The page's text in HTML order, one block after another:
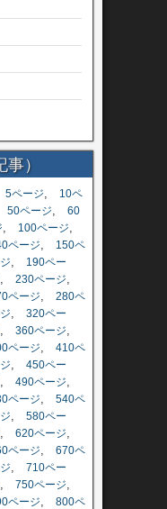
）
5ページ,
10ペ
50ページ, 60
, 100ページ,
ページ,
150ペ
,
190ペー
, 230ページ,
ページ, 280ペ
, 320ペー
, 360ページ,
ページ, 410ペ
, 450ペー
, 490ページ,
ページ, 540ペ
, 580ペー
, 620ページ,
ページ, 670ペ
, 710ペー
, 750ページ,
ページ, 800ペ